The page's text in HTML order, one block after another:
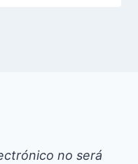
no será